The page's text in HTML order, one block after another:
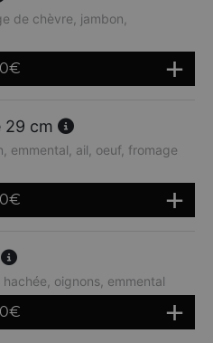
de chèvre, jambon,
€
29 cm
emmental, ail, oeuf, fromage
€
oignons, emmental
€